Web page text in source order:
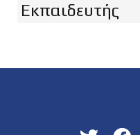
Εκπαιδευτής